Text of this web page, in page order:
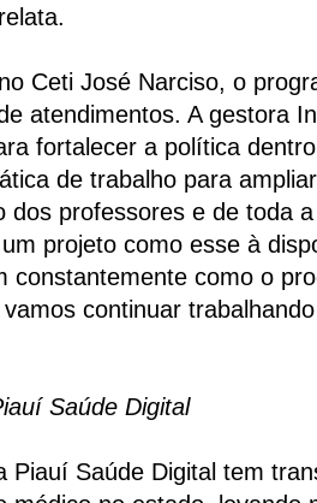
Ceti José Narciso, o
atendimentos. A gestora
fortalecer a política
de trabalho para
dos professores e de toda
projeto como esse à
constantemente como o
continuar
Saúde Digital
Piauí Saúde Digital tem